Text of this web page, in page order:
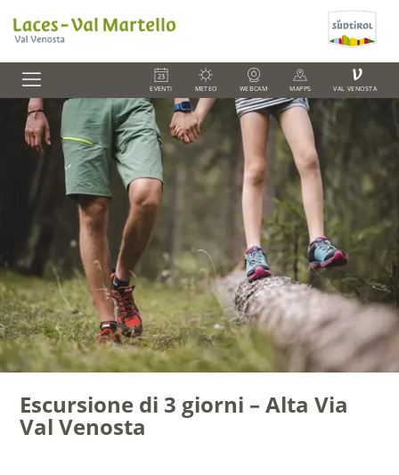
EVENTI METEO WEBCAM MAPPS
V
VAL VENOSTA
Escursione di 3 giorni – Alta Via
Val Venosta